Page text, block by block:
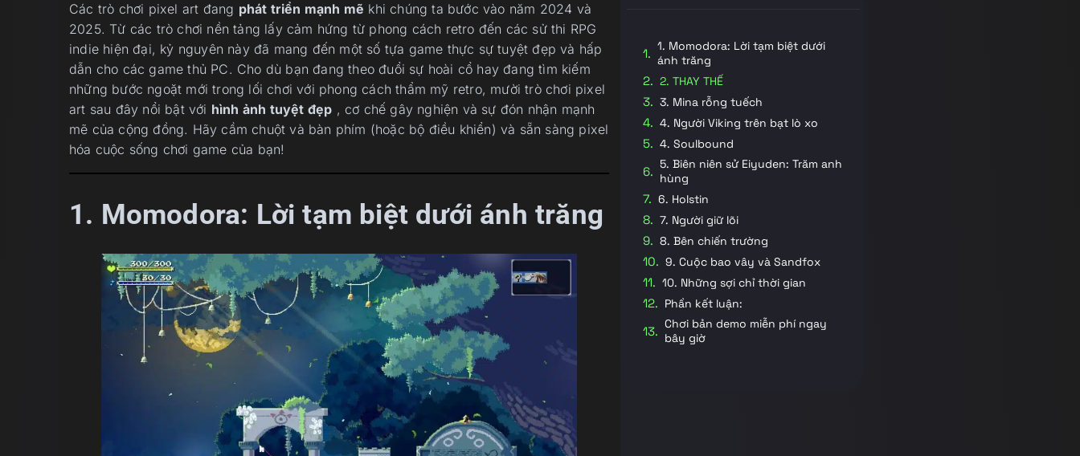
Các trò chơi pixel art đang phát triển mạnh mẽ khi chúng ta bước vào năm 2024 và
2025. Từ các trò chơi nền tảng lấy cảm hứng từ phong cách retro đến các sử thi RPG
indie hiện đại, kỷ nguyên này đã mang đến một số tựa game thực sự tuyệt đẹp và hấp
dẫn cho các game thủ PC. Cho dù bạn đang theo đuổi sự hoài cổ hay đang tìm kiếm
những bước ngoặt mới trong lối chơi với phong cách thẩm mỹ retro, mười trò chơi pixel
art sau đây nổi bật với hình ảnh tuyệt đẹp , cơ chế gây nghiện và sự đón nhận mạnh
mẽ của cộng đồng. Hãy cầm chuột và bàn phím (hoặc bộ điều khiển) và sẵn sàng pixel
hóa cuộc sống chơi game của bạn!
1. Momodora: Lời tạm biệt dưới ánh trăng
1. Momodora: Lời tạm biệt dưới
ánh trăng
2. THAY THẾ
3. Mina rỗng tuếch
4. Người Viking trên bạt lò xo
4. Soulbound
5. Biên niên sử Eiyuden: Trăm anh
hùng
6. Holstin
7. Người giữ lõi
8. Bên chiến trường
9. Cuộc bao vây và Sandfox
10. Những sợi chỉ thời gian
Phần kết luận:
Chơi bản demo miễn phí ngay
bây giờ